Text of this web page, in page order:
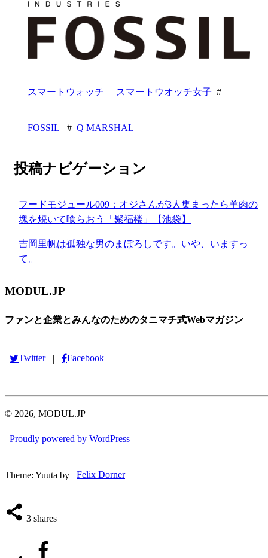
スマートウォッチ スマートウオッチ女子 #
FOSSIL # Q MARSHAL
投稿ナビゲーション
フードモジュール009：オジさんが3人集まったら羊肉の
塊を焼いて喰らおう「聚福楼」【池袋】
吉岡里帆は孤独な男のまぼろしです。いや、いますっ
て。
MODUL.JP
ファンと企業とみんなのためのタニマチ式Webマガジン
Twitter | Facebook
© 2026, MODUL.JP
Proudly powered by WordPress
Theme: Yuuta by Felix Dorner
3 shares